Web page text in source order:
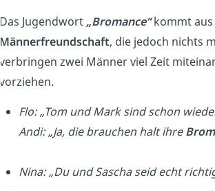
Das Jugendwort „Bromance“kommt aus
Männerfreundschaft, die jedoch nichts
verbringen zwei Männer viel Zeit
vorziehen.
Flo: „Tom und Mark sind schon
Andi: „Ja, die brauchen halt ihre
Nina: „Du und Sascha seid echt